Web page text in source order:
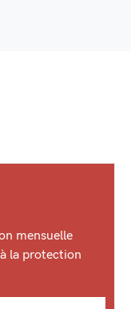
mensuelle
la protection